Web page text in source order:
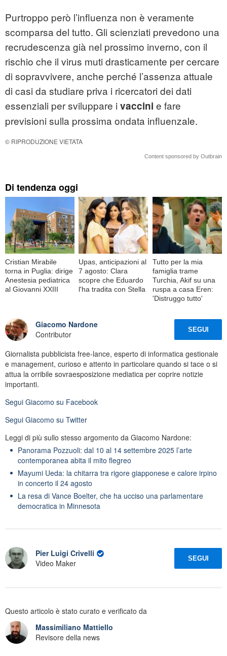
Purtroppo però l’influenza non è veramente
scomparsa del tutto. Gli scienziati prevedono una
recrudescenza già nel prossimo inverno, con il
rischio che il virus muti drasticamente per cercare
di sopravvivere, anche perché l’assenza attuale
di casi da studiare priva i ricercatori dei dati
essenziali per sviluppare i vaccini e fare
previsioni sulla prossima ondata influenzale.
© RIPRODUZIONE VIETATA
Content sponsored by Outbrain
Di tendenza oggi
Cristian Mirabile
torna in Puglia: dirige
Anestesia pediatrica
al Giovanni XXIII
Upas, anticipazioni al
7 agosto: Clara
scopre che Eduardo
l'ha tradita con Stella
Tutto per la mia
famiglia trame
Turchia, Akif su una
ruspa a casa Eren:
'Distruggo tutto'
Giacomo Nardone
Contributor
SEGUI
Giornalista pubblicista free-lance, esperto di informatica gestionale
e management, curioso e attento in particolare quando si tace o si
attua la orribile sovraesposizione mediatica per coprire notizie
importanti.
Segui Giacomo su Facebook
Segui Giacomo su Twitter
Leggi di più sullo stesso argomento da Giacomo Nardone:
Panorama Pozzuoli: dal 10 al 14 settembre 2025 l’arte
contemporanea abita il mito flegreo
Mayumi Ueda: la chitarra tra rigore giapponese e calore irpino
in concerto il 24 agosto
La resa di Vance Boelter, che ha ucciso una parlamentare
democratica in Minnesota
Pier Luigi Crivelli
Video Maker
SEGUI
Questo articolo è stato curato e verificato da
Massimiliano Mattiello
Revisore della news